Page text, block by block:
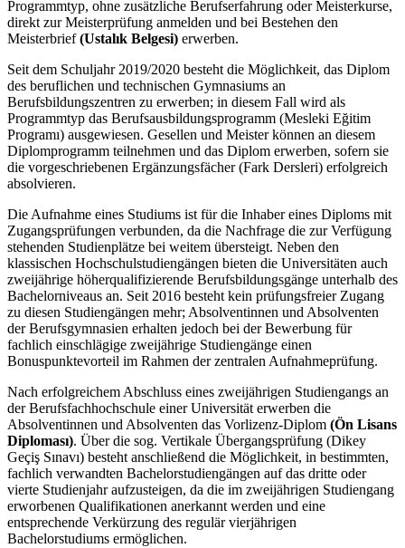
Programmtyp, ohne zusätzliche Berufserfahrung oder Meisterkurse,
direkt zur Meisterprüfung anmelden und bei Bestehen den
Meisterbrief(Ustalık Belgesi) erwerben.
Seit dem Schuljahr 2019/2020 besteht die Möglichkeit, das Diplom
des beruflichen und technischen Gymnasiums an
Berufsbildungszentren zu erwerben; in diesem Fall wird als
Programmtyp das Berufsausbildungsprogramm (Mesleki Eğitim
Programı) ausgewiesen. Gesellen und Meister können an diesem
Diplomprogramm teilnehmen und das Diplom erwerben, sofern sie
die vorgeschriebenen Ergänzungsfächer (Fark Dersleri) erfolgreich
absolvieren.
Die Aufnahme eines Studiums ist für die Inhaber eines Diploms mit
Zugangsprüfungen verbunden, da die Nachfrage die zur Verfügung
stehenden Studienplätze bei weitem übersteigt. Neben den
klassischen Hochschulstudiengängen bieten die Universitäten auch
zweijährige höherqualifizierende Berufsbildungsgänge unterhalb des
Bachelorniveaus an. Seit 2016 besteht kein prüfungsfreier Zugang
zu diesen Studiengängen mehr; Absolventinnen und Absolventen
der Berufsgymnasien erhalten jedoch bei der Bewerbung für
fachlich einschlägige zweijährige Studiengänge einen
Bonuspunktevorteil im Rahmen der zentralen Aufnahmeprüfung.
Nach erfolgreichem Abschluss eines zweijährigen Studiengangs an
der Berufsfachhochschule einer Universität erwerben die
Absolventinnen und Absolventen das Vorlizenz-Diplom (Ön Lisans
Diploması). Über die sog. Vertikale Übergangsprüfung (Dikey
Geçiş Sınavı) besteht anschließend die Möglichkeit, in bestimmten,
fachlich verwandten Bachelorstudiengängen auf das dritte oder
vierte Studienjahr aufzusteigen, da die im zweijährigen Studiengang
erworbenen Qualifikationen anerkannt werden und eine
entsprechende Verkürzung des regulär vierjährigen
Bachelorstudiums ermöglichen.